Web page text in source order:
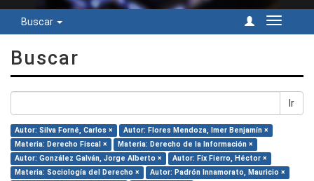
Buscar
Cambiar
Buscar
Ir
Autor: Silva Forné, Carlos ×
Autor: Flores Mendoza, Imer Benjamín ×
Materia: Derecho Fiscal ×
Materia: Derecho de la Información ×
Autor: González Galván, Jorge Alberto ×
Autor: Fix Fierro, Héctor ×
Materia: Sociología del Derecho ×
Autor: Padrón Innamorato, Mauricio ×